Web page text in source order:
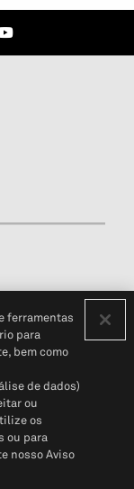
(em inglês)
Global
ferramentas
para
bem como
de dados)
ou
os
ou para
nosso Aviso